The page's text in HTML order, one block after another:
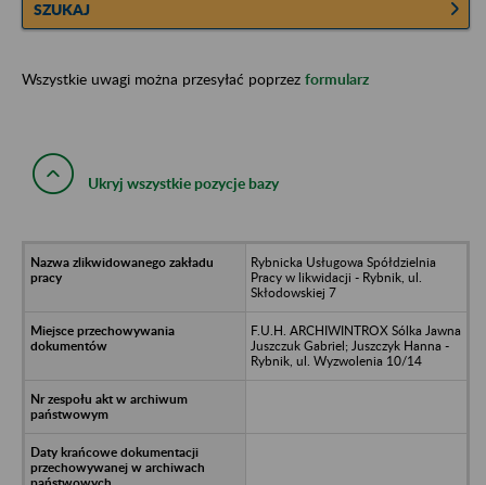
SZUKAJ
Wszystkie uwagi można przesyłać poprzez formularz
Ukryj wszystkie pozycje bazy
Rybnicka Usługowa Spółdzielnia
Pracy w likwidacji - Rybnik, ul.
Skłodowskiej 7
F.U.H. ARCHIWINTROX Sólka Jawna
Juszczuk Gabriel; Juszczyk Hanna -
Rybnik, ul. Wyzwolenia 10/14